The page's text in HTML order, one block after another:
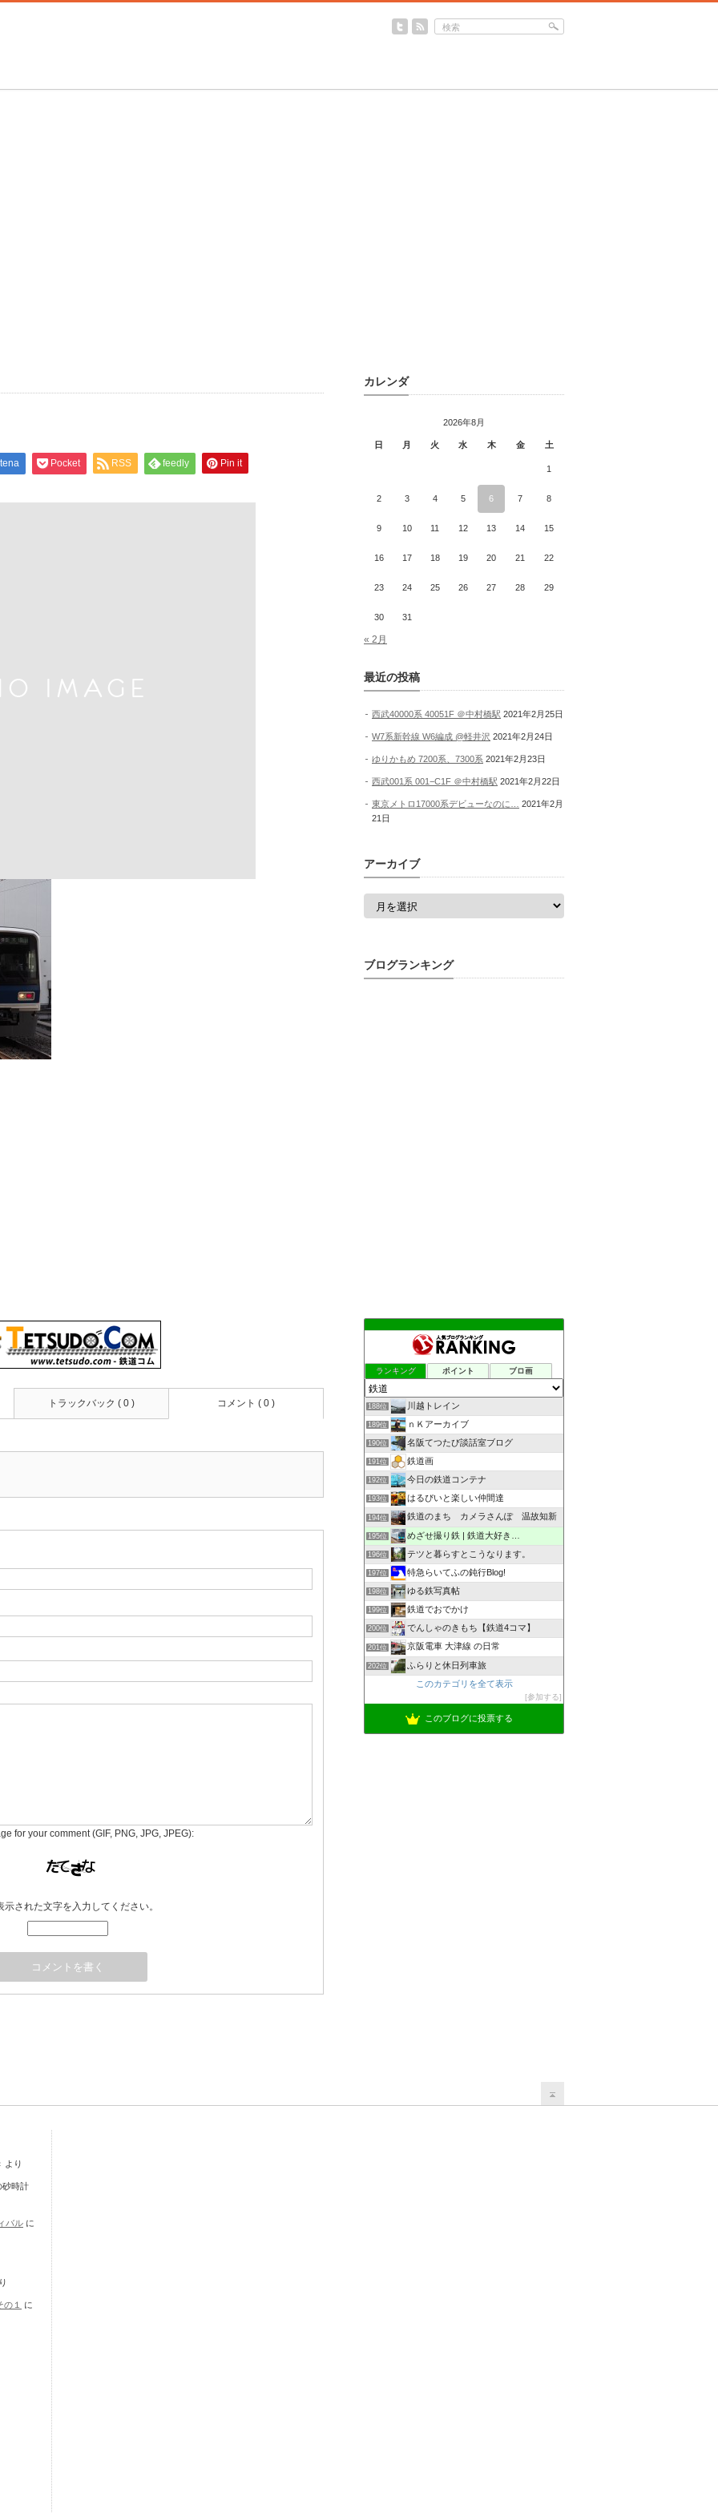
Pocket RSS feedly Pin it
コメント ( 0 )
トラックバック ( 0 )
for your comment (GIF, PNG, JPG, JPEG):
示された文字を入力してください。
カレンダ
2026年8月
日 月 火 水 木 金 土
1
2 3 4 5 6 7 8
9 10 11 12 13 14 15
16 17 18 19 20 21 22
23 24 25 26 27 28 29
30 31
« 2月
最近の投稿
西武40000系 40051F ＠中村橋駅 2021年2月25日
W7系新幹線 W6編成 @軽井沢 2021年2月24日
ゆりかもめ 7200系、7300系 2021年2月23日
西武001系 001−C1F ＠中村橋駅 2021年2月22日
東京メトロ17000系デビューなのに…
2021年2月
21日
アーカイブ
ブログランキング
ランキング ポイント ブロ画
188位 川越トレイン
189位 ｎＫアーカイブ
190位 名阪てつたび談話室ブログ
191位 鉄道画
192位 今日の鉄道コンテナ
193位 はるぴいと楽しい仲間達
194位 鉄道のまち カメラさんぽ 温故知新
195位 めざせ撮り鉄 | 鉄道大好き…
196位 テツと暮らすとこうなります。
197位 特急らいてふの鈍行Blog!
198位 ゆる鉄写真帖
199位 鉄道でおでかけ
200位 でんしゃのきもち【鉄道4コマ】
201位 京阪電車 大津線 の日常
202位
ふらりと休日列車旅
このカテゴリを全て表示
参加する
このブログに投票する
より
砂時計
バル に
１ に